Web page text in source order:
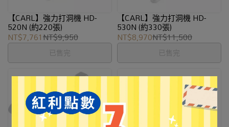
【CARL】強力打洞機 HD-
520N (約220張)
NT$7,761NT$9,950
已售完
【CARL】強力打洞機 HD-
530N (約330張)
NT$8,970NT$11,500
已售完